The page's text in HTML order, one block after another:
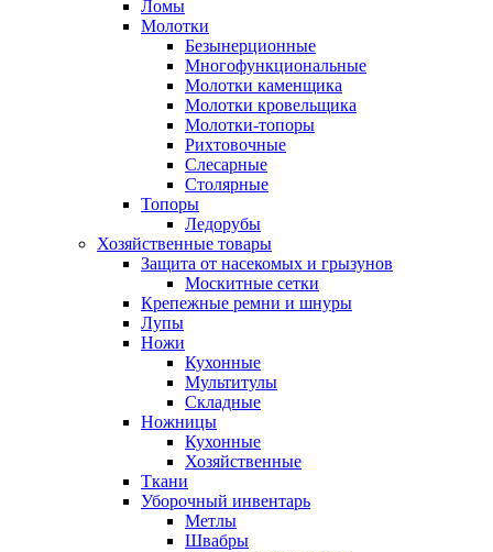
Ломы
Молотки
Безынерционные
Многофункциональные
Молотки каменщика
Молотки кровельщика
Молотки-топоры
Рихтовочные
Слесарные
Столярные
Топоры
Ледорубы
Хозяйственные товары
Защита от насекомых и грызунов
Москитные сетки
Крепежные ремни и шнуры
Лупы
Ножи
Кухонные
Мультитулы
Складные
Ножницы
Кухонные
Хозяйственные
Ткани
Уборочный инвентарь
Метлы
Швабры